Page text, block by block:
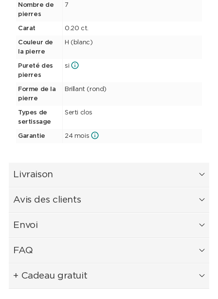
Nombre de
pierres
7
Carat 0.20 ct.
Couleur de
la pierre
H (blanc)
Pureté des
pierres
si
Forme de la
pierre
Brillant (rond)
Types de
sertissage
Serti clos
Garantie 24 mois
Livraison
Avis des clients
Envoi
FAQ
+ Cadeau gratuit